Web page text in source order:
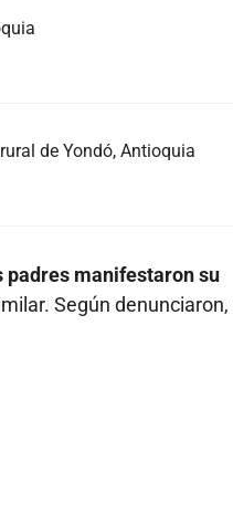
de Yondó, Antioquia
padres manifestaron su
Según denunciaron,